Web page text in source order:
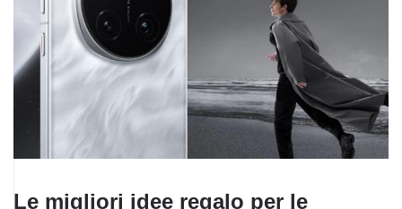
Le migliori idee regalo per le